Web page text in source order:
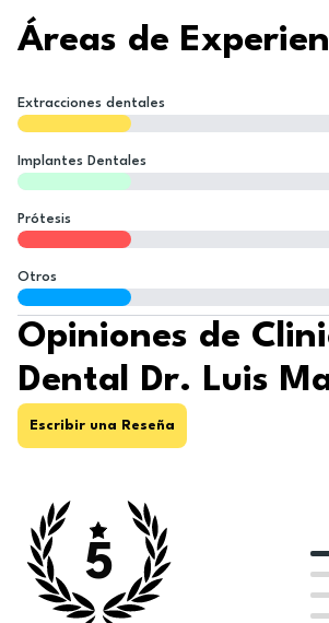
Áreas de
Extracciones dentales
Implantes Dentales
Prótesis
Otros
Opiniones de
Dental Dr. Luis
Escribir una Reseña
5